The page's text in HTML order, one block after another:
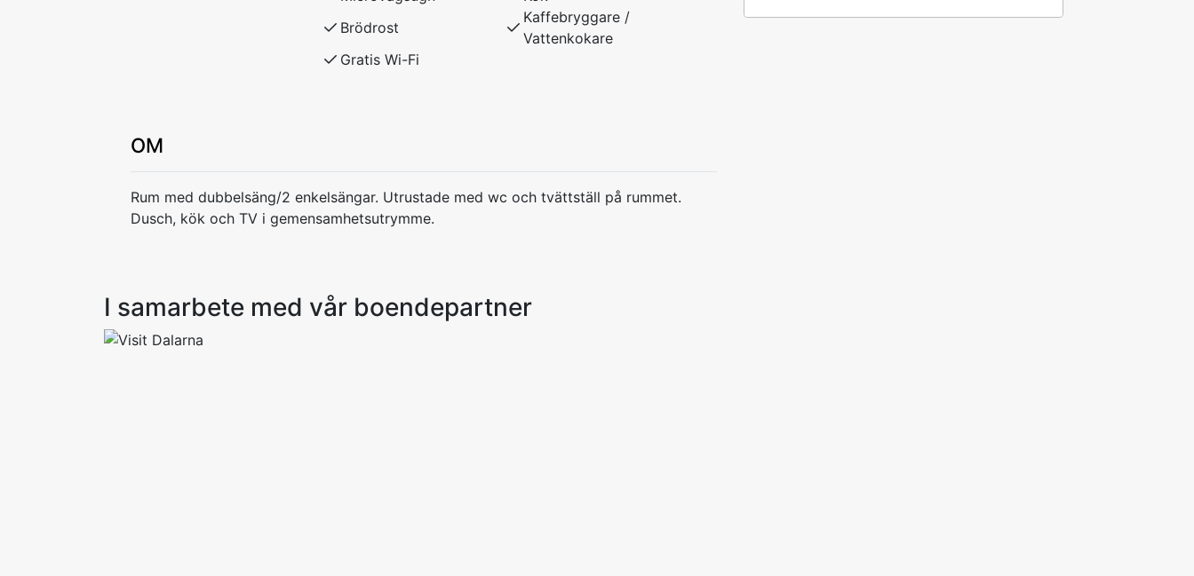
Brödrost
Kaffebryggare /
Vattenkokare
Gratis Wi-Fi
OM
Rum med dubbelsäng/2 enkelsängar. Utrustade med wc och tvättställ på rummet.
Dusch, kök och TV i gemensamhetsutrymme.
I samarbete med vår boendepartner